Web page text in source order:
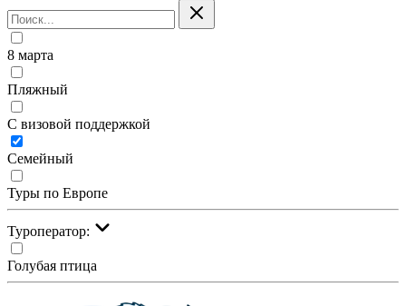
8 марта
Пляжный
С визовой поддержкой
Семейный
Туры по Европе
Туроператор:
Голубая птица